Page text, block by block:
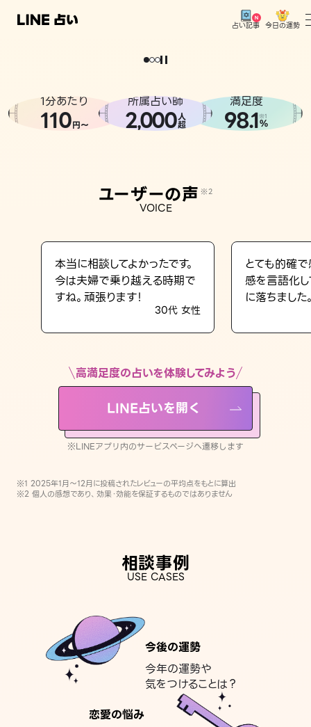
占い記事 今日の運勢
相談事例
LINE占いを開く
※LINEアプリ内のサービスページへ遷移します
どうせなら
。
1分あたり
110円〜
所属占い師
2,000人
超
満足度
98.1※1
%
ユーザーの声 ※2
VOICE
本当に相談してよかったです。
今は夫婦で乗り越える時期で
すね。頑張ります！
30代 女性
とても的確
感を言語化
に落ちました
高満足度の占いを体験してみよう
LINE占いを開く
※LINEアプリ内のサービスページへ遷移します
※1 2025年1月〜12月に投稿されたレビューの平均点をもとに算出
※2 個人の感想であり、効果・効能を保証するものではありません
相談事例
USE CASES
今後の運勢
今年の運勢や
気をつけることは？
恋愛の悩み